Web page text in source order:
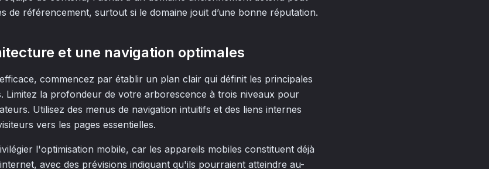
de référencement, surtout si le domaine jouit d’une bonne réputation.
et une navigation optimales
commencez par établir un plan clair qui définit les principales
Limitez la profondeur de votre arborescence à trois niveaux pour
Utilisez des menus de navigation intuitifs et des liens internes
vers les pages essentielles.
l'optimisation mobile, car les appareils mobiles constituent déjà
avec des prévisions indiquant qu'ils pourraient atteindre au-